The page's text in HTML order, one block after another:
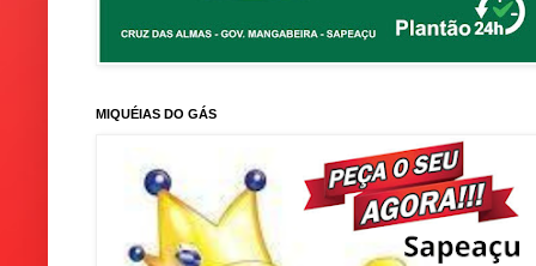
MIQUÉIAS DO GÁS